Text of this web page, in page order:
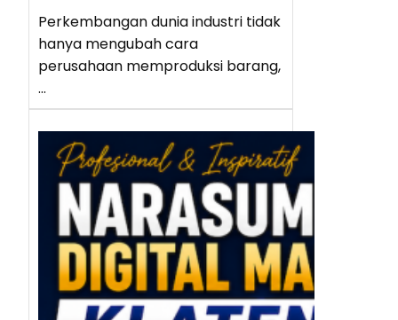
Perkembangan dunia industri tidak
hanya mengubah cara
perusahaan memproduksi barang,
…